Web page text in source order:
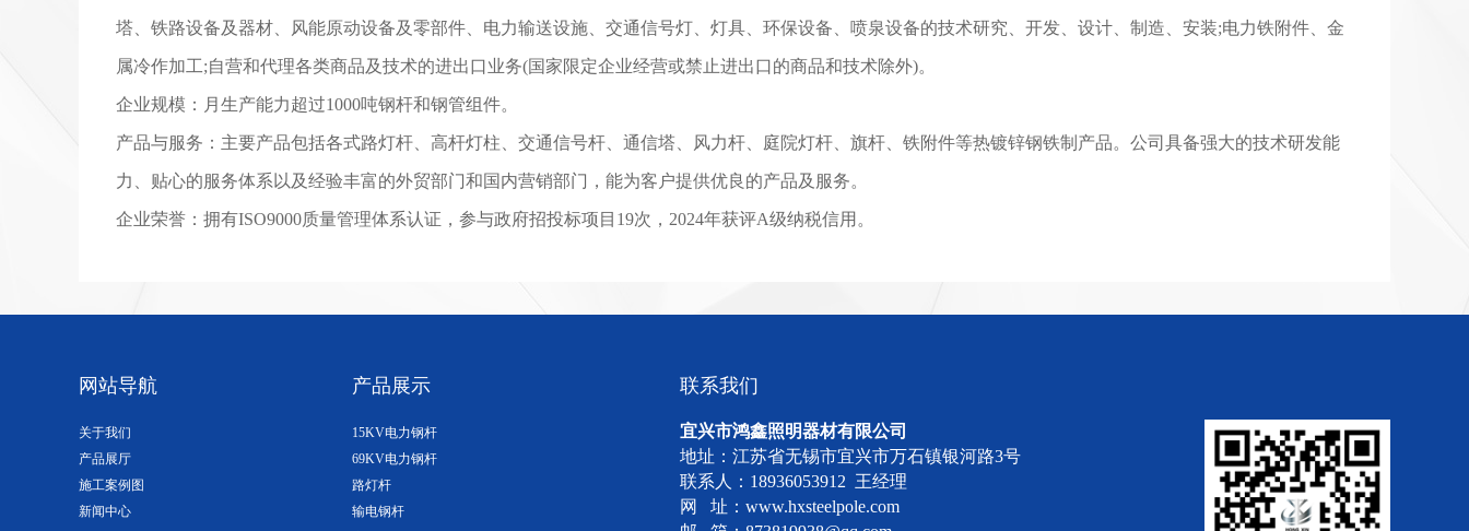
塔、铁路设备及器材、风能原动设备及零部件、电力输送设施、交通信号灯、灯具、环保设备、喷泉设备的技术研究、开发、设计、制造、安装;电力铁附件、金
属冷作加工;自营和代理各类商品及技术的进出口业务(国家限定企业经营或禁止进出口的商品和技术除外)。
企业规模：月生产能力超过1000吨钢杆和钢管组件。
产品与服务：主要产品包括各式路灯杆、高杆灯柱、交通信号杆、通信塔、风力杆、庭院灯杆、旗杆、铁附件等热镀锌钢铁制产品。公司具备强大的技术研发能
力、贴心的服务体系以及经验丰富的外贸部门和国内营销部门，能为客户提供优良的产品及服务。
企业荣誉：拥有ISO9000质量管理体系认证，参与政府招投标项目19次，2024年获评A级纳税信用。
网站导航
关于我们
产品展厅
施工案例图
新闻中心
产品展示
15KV电力钢杆
69KV电力钢杆
路灯杆
输电钢杆
联系我们
宜兴市鸿鑫照明器材有限公司
地址：江苏省无锡市宜兴市万石镇银河路3号
联系人：18936053912 王经理
网 址：www.hxsteelpole.com